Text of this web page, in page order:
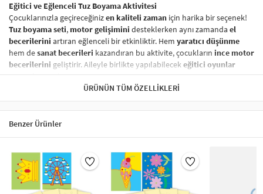
Eğitici ve Eğlenceli Tuz Boyama Aktivitesi
Çocuklarınızla geçireceğinizen kaliteli zaman için harika bir seçenek!
Tuz boyama seti, motor gelişimini desteklerken aynı zamanda el
becerilerini artıran eğlenceli bir etkinliktir. Hem yaratıcı düşünme
hem desanat becerileri kazandıran bu aktivite, çocukların ince motor
becerilerini geliştirir. Aileyle birlikte yapılabilecekeğitici oyunlar
arasında yer alır.
Sağlığa Zararsız ve Güvenli Boyama Seti
çocuklarınızın güvenliği her zaman ön planda tutulmuştur. Çocuklar
içingüvenli tuz boyama
projeler yapmak için ideal bir seçenektir.
Nasıl Yapılır?
Tuz boyama setinizi kullanarak yaratıcı birsanat eserioluşturmak
oldukça basittir:
ÜRÜNÜN TÜM ÖZELLIKLERI
Benzer Ürünler